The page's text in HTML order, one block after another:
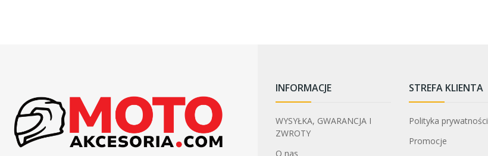
INFORMACJE
WYSYŁKA, GWARANCJA I
ZWROTY
O nas
STREFA KLIENTA
Polityka prywatności
Promocje